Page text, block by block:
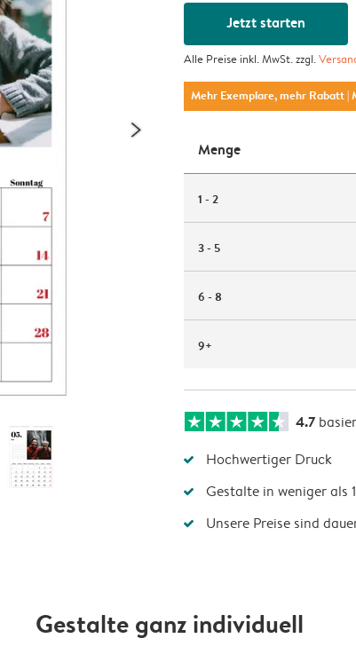
Jetzt starten
Alle Preise inkl. MwSt. zzgl.
Mehr Exemplare, mehr Rabatt|
Menge
1 - 2
3 - 5
6 - 8
9+
4.7
Hochwertiger Druck
Gestalte in weniger als
Unsere Preise sind
Gestalte ganz individuell